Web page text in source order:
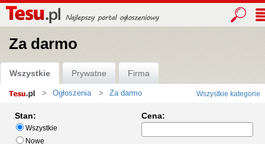
Za darmo
Wszystkie Prywatne Firma
Strona
Ogłoszenia Za darmo Wszystkie kategorie
Stan:
Wszystkie
Nowe
Cena: